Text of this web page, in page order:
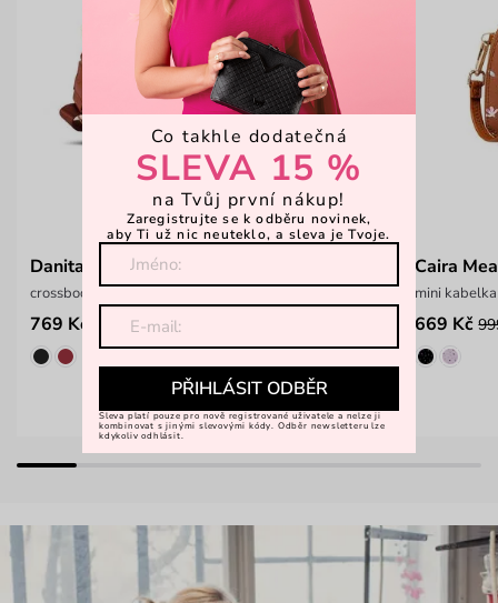
Danita MN Brown
crossbody kabelka s monogramem
769 Kč 1 399 Kč
Caira
mini
669 Kč
Co takhle dodatečná
SLEVA 15 %
na Tvůj první nákup!
Zaregistrujte se k odběru novinek,
aby Ti už nic neuteklo, a sleva je Tvoje.
PŘIHLÁSIT ODBĚR
Sleva platí pouze pro nově registrované uživatele a nelze ji
kombinovat s jinými slevovými kódy. Odběr newsletteru lze
kdykoliv odhlásit.